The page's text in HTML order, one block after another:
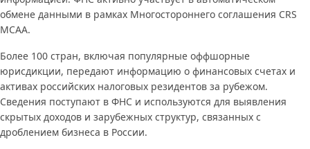
обмене данными в рамках Многостороннего соглашения CRS
MCAA.
Более 100 стран, включая популярные оффшорные
юрисдикции, передают информацию о финансовых счетах и
активах российских налоговых резидентов за рубежом.
Сведения поступают в ФНС и используются для выявления
скрытых доходов и зарубежных структур, связанных с
дроблением бизнеса в России.